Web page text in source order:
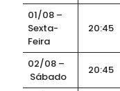
01/08 –
Sexta-
Feira
20:45
02/08 –
Sábado
20:45